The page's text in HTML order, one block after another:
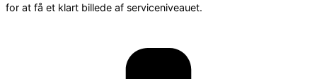
for at få et klart billede af serviceniveauet.